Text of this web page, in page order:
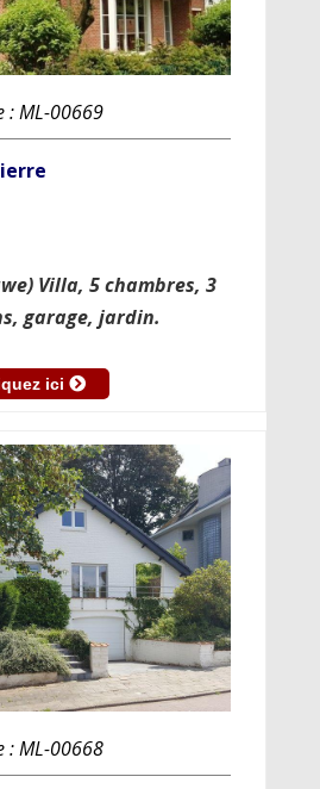
: ML-00669
Villa, 5 chambres, 3
garage, jardin.
ici
: ML-00668